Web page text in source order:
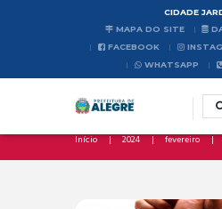
CIDADE
MAPA DO SITE
FACEBOOK
WHATSAPP
Início 2024 fevereiro